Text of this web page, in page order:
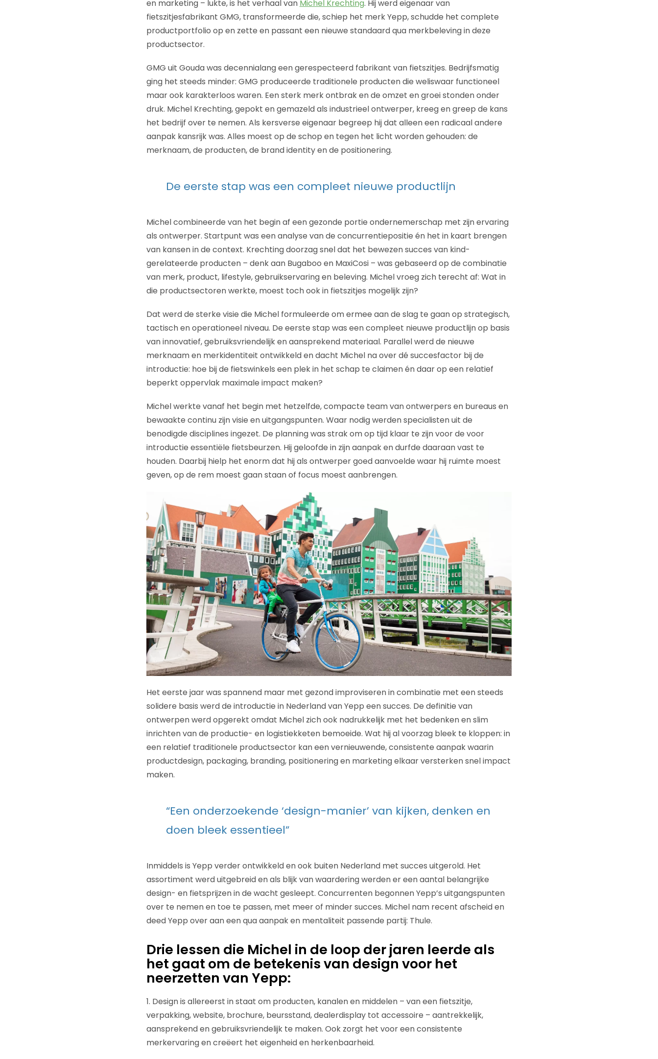
en marketing – lukte, is het verhaal van Michel Krechting. Hij werd eigenaar van
fietszitjesfabrikant GMG, transformeerde die, schiep het merk Yepp, schudde het complete
productportfolio op en zette en passant een nieuwe standaard qua merkbeleving in deze
productsector.
GMG uit Gouda was decennialang een gerespecteerd fabrikant van fietszitjes. Bedrijfsmatig
ging het steeds minder: GMG produceerde traditionele producten die weliswaar functioneel
maar ook karakterloos waren. Een sterk merk ontbrak en de omzet en groei stonden onder
druk. Michel Krechting, gepokt en gemazeld als industrieel ontwerper, kreeg en greep de kans
het bedrijf over te nemen. Als kersverse eigenaar begreep hij dat alleen een radicaal andere
aanpak kansrijk was. Alles moest op de schop en tegen het licht worden gehouden: de
merknaam, de producten, de brand identity en de positionering.
De eerste stap was een compleet nieuwe productlijn
Michel combineerde van het begin af een gezonde portie ondernemerschap met zijn ervaring
als ontwerper. Startpunt was een analyse van de concurrentiepositie én het in kaart brengen
van kansen in de context. Krechting doorzag snel dat het bewezen succes van kind-
gerelateerde producten – denk aan Bugaboo en MaxiCosi – was gebaseerd op de combinatie
van merk, product, lifestyle, gebruikservaring en beleving. Michel vroeg zich terecht af: Wat in
die productsectoren werkte, moest toch ook in fietszitjes mogelijk zijn?
Dat werd de sterke visie die Michel formuleerde om ermee aan de slag te gaan op strategisch,
tactisch en operationeel niveau. De eerste stap was een compleet nieuwe productlijn op basis
van innovatief, gebruiksvriendelijk en aansprekend materiaal. Parallel werd de nieuwe
merknaam en merkidentiteit ontwikkeld en dacht Michel na over dé succesfactor bij de
introductie: hoe bij de fietswinkels een plek in het schap te claimen én daar op een relatief
beperkt oppervlak maximale impact maken?
Michel werkte vanaf het begin met hetzelfde, compacte team van ontwerpers en bureaus en
bewaakte continu zijn visie en uitgangspunten. Waar nodig werden specialisten uit de
benodigde disciplines ingezet. De planning was strak om op tijd klaar te zijn voor de voor
introductie essentiële fietsbeurzen. Hij geloofde in zijn aanpak en durfde daaraan vast te
houden. Daarbij hielp het enorm dat hij als ontwerper goed aanvoelde waar hij ruimte moest
geven, op de rem moest gaan staan of focus moest aanbrengen.
Het eerste jaar was spannend maar met gezond improviseren in combinatie met een steeds
solidere basis werd de introductie in Nederland van Yepp een succes. De definitie van
ontwerpen werd opgerekt omdat Michel zich ook nadrukkelijk met het bedenken en slim
inrichten van de productie- en logistiekketen bemoeide. Wat hij al voorzag bleek te kloppen: in
een relatief traditionele productsector kan een vernieuwende, consistente aanpak waarin
productdesign, packaging, branding, positionering en marketing elkaar versterken snel impact
maken.
“Een onderzoekende ‘design-manier’ van kijken, denken en
doen bleek essentieel”
Inmiddels is Yepp verder ontwikkeld en ook buiten Nederland met succes uitgerold. Het
assortiment werd uitgebreid en als blijk van waardering werden er een aantal belangrijke
design- en fietsprijzen in de wacht gesleept. Concurrenten begonnen Yepp’s uitgangspunten
over te nemen en toe te passen, met meer of minder succes. Michel nam recent afscheid en
deed Yepp over aan een qua aanpak en mentaliteit passende partij: Thule.
Drie lessen die Michel in de loop der jaren leerde als
het gaat om de betekenis van design voor het
neerzetten van Yepp:
1. Design is allereerst in staat om producten, kanalen en middelen – van een fietszitje,
verpakking, website, brochure, beursstand, dealerdisplay tot accessoire – aantrekkelijk,
aansprekend en gebruiksvriendelijk te maken. Ook zorgt het voor een consistente
merkervaring en creëert het eigenheid en herkenbaarheid.